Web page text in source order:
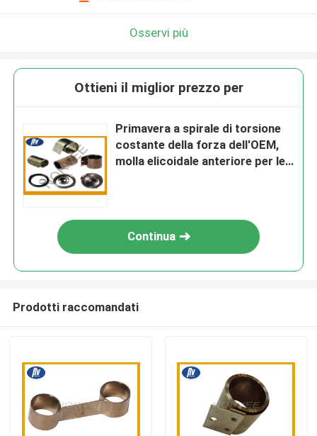
Osservi più
Ottieni il miglior prezzo per
Primavera a spirale di torsione
costante della forza dell'OEM,
molla elicoidale anteriore per le
Continua
Prodotti raccomandati